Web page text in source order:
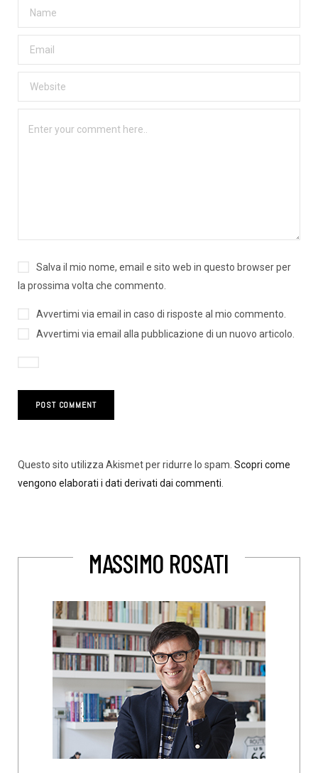
Salva il mio nome, email e sito web in questo browser per
la prossima volta che commento.
Avvertimi via email in caso di risposte al mio commento.
Avvertimi via email alla pubblicazione di un nuovo articolo.
Questo sito utilizza Akismet per ridurre lo spam. Scopri come
vengono elaborati i dati derivati dai commenti
MASSIMO ROSATI